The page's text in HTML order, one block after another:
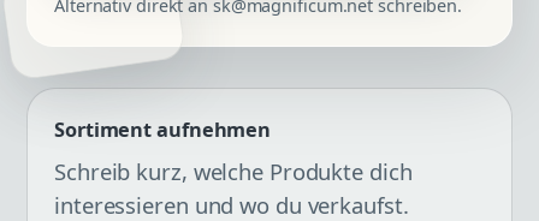
Alternativ direkt an sk@magnificum.net schreiben.
Sortiment aufnehmen
Schreib kurz, welche Produkte dich
interessieren und wo du verkaufst.